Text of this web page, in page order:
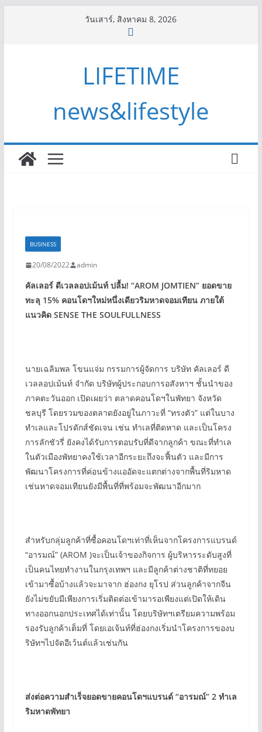
วันเสาร์, สิงหาคม 8, 2026
LIFETIME
news&lifestyle
BUSINESS
20/08/2022 admin
คัลเลอร์ ดีเวลลอปเม้นท์ ปลื้ม! “AROM JOMTIEN” ยอดขาย
ทะลุ 15% คอนโดฯใหม่หนึ่งเดียวริมหาดจอมเทียน ภายใต้
แนวคิด SENSE THE SOULFULLNESS
นายเฉลิมพล โขนแจ่ม กรรมการผู้จัดการ บริษัท คัลเลอร์ ดี
เวลลอปเม้นท์ จำกัด บริษัทผู้ประกอบการอสังหาฯ ชั้นนำของ
ภาคตะวันออก เปิดเผยว่า ตลาดคอนโดฯในพัทยา จังหวัด
ชลบุรี โดยรวมของตลาดยังอยู่ในภาวะที่ “ทรงตัว” แต่ในบาง
ทำเลและโปรดักส์ชัดเจน เช่น ทำเลที่ติดหาด และเป็นโครง
การลักชัวรี่ ยังคงได้รับการตอบรับที่ดีจากลูกค้า ขณะที่ทำเล
ในตัวเมืองพัทยาคงใช้เวลาอีกระยะถึงจะฟื้นตัว และมีการ
พัฒนาโครงการที่ค่อนข้างแออัดจะแตกต่างจากพื้นที่ริมหาด
เช่นหาดจอมเทียนยังมีพื้นที่ที่พร้อมจะพัฒนาอีกมาก
สำหรับกลุ่มลูกค้าที่ซื้อคอนโดฯเท่าที่เห็นจากโครงการแบรนด์
“อารมณ์” (AROM )จะเป็นเจ้าของกิจการ ผู้บริหารระดับสูงที่
เป็นคนไทยทำงานในกรุงเทพฯ และมีลูกค้าต่างชาติที่ทยอย
เข้ามาซื้อบ้างแล้วจะมาจาก ฮ่องกง ยุโรป ส่วนลูกค้าจากจีน
ยังไม่ขยับมีเพียงการเริ่มติดต่อเข้ามารอเพียงแต่เปิดให้เดิน
ทางออกนอกประเทศได้เท่านั้น โดยบริษัทฯเตรียมความพร้อม
รองรับลูกค้าเต็มที่ โดยเอเจ้นท์ที่ฮ่องกงเริ่มนำโครงการของบ
ริษัทฯไปจัดอีเว้นต์แล้วเช่นกัน
ส่งต่อความสำเร็จยอดขายคอนโดฯแบรนด์ “อารมณ์” 2 ทำเล
ริมหาดพัทยา